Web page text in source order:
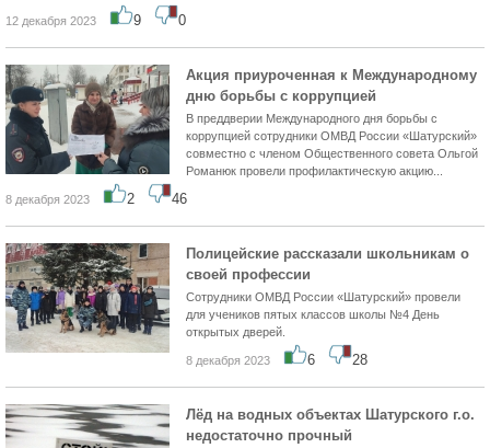
12 декабря 2023 9 0
Акция приуроченная к Международному
дню борьбы с коррупцией
В преддверии Международного дня борьбы с
коррупцией сотрудники ОМВД России «Шатурский»
совместно с членом Общественного совета Ольгой
Романюк провели профилактическую акцию...
8 декабря 2023 2 46
Полицейские рассказали школьникам о
своей профессии
Сотрудники ОМВД России «Шатурский» провели
для учеников пятых классов школы №4 День
открытых дверей.
8 декабря 2023 6 28
Лёд на водных объектах Шатурского г.о.
недостаточно прочный